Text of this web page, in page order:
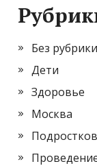
Без рубрики
Дети
Здоровье
Москва